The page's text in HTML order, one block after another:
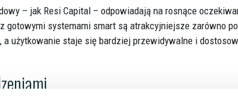
– jak Resi Capital – odpowiadają na rosnące
systemami smart są atrakcyjniejsze zarówno
użytkowanie staje się bardziej przewidywalne i